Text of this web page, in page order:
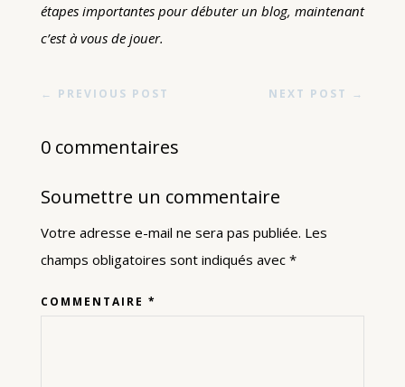
étapes importantes pour débuter un blog, maintenant
c’est à vous de jouer.
← PREVIOUS POST NEXT POST →
0 commentaires
Soumettre un commentaire
Votre adresse e-mail ne sera pas publiée. Les
champs obligatoires sont indiqués avec *
COMMENTAIRE *